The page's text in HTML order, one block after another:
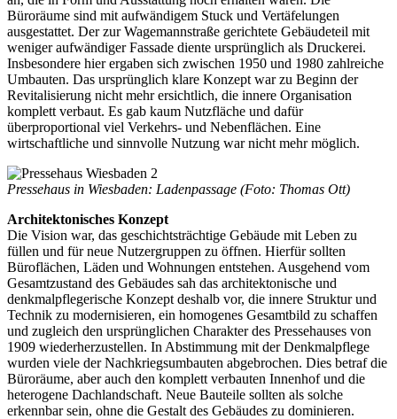
Büroräume sind mit aufwändigem Stuck und Vertäfelungen
ausgestattet. Der zur Wagemannstraße gerichtete Gebäudeteil mit
weniger aufwändiger Fassade diente ursprünglich als Druckerei.
Insbesondere hier ergaben sich zwischen 1950 und 1980 zahlreiche
Umbauten. Das ursprünglich klare Konzept war zu Beginn der
Revitalisierung nicht mehr ersichtlich, die innere Organisation
komplett verbaut. Es gab kaum Nutzfläche und dafür
überproportional viel Verkehrs- und Nebenflächen. Eine
wirtschaftliche und sinnvolle Nutzung war nicht mehr möglich.
Pressehaus in Wiesbaden: Ladenpassage (Foto: Thomas Ott)
Architektonisches Konzept
Die Vision war, das geschichtsträchtige Gebäude mit Leben zu
füllen und für neue Nutzergruppen zu öffnen. Hierfür sollten
Büroflächen, Läden und Wohnungen entstehen. Ausgehend vom
Gesamtzustand des Gebäudes sah das architektonische und
denkmalpflegerische Konzept deshalb vor, die innere Struktur und
Technik zu modernisieren, ein homogenes Gesamtbild zu schaffen
und zugleich den ursprünglichen Charakter des Pressehauses von
1909 wiederherzustellen. In Abstimmung mit der Denkmalpflege
wurden viele der Nachkriegsumbauten abgebrochen. Dies betraf die
Büroräume, aber auch den komplett verbauten Innenhof und die
heterogene Dachlandschaft. Neue Bauteile sollten als solche
erkennbar sein, ohne die Gestalt des Gebäudes zu dominieren.